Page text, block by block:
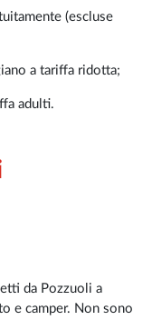
(escluse
a tariffa ridotta;
adulti.
da Pozzuoli a
e camper. Non sono